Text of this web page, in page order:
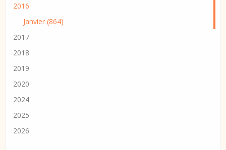
2016
Janvier (864)
2017
2018
2019
2020
2024
2025
2026